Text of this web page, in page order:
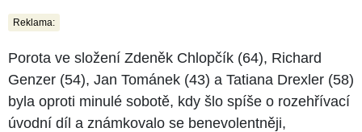
Reklama:
Porota ve složení Zdeněk Chlopčík (64), Richard
Genzer (54), Jan Tománek (43) a Tatiana Drexler (58)
byla oproti minulé sobotě, kdy šlo spíše o rozehřívací
úvodní díl a známkovalo se benevolentněji,